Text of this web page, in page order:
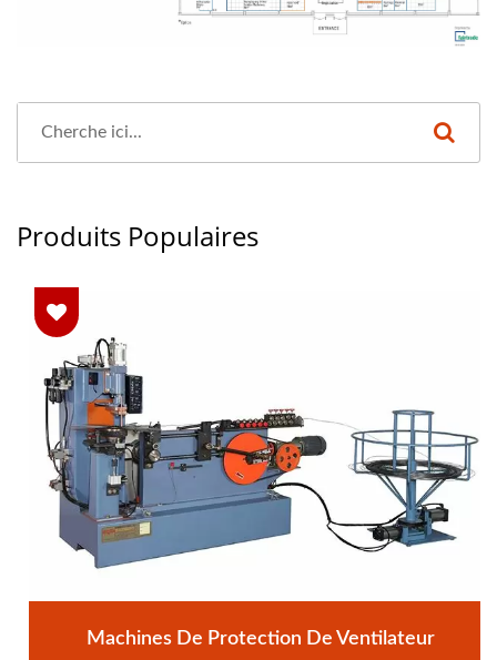
Produits Populaires
Machines De Protection De Ventilateur